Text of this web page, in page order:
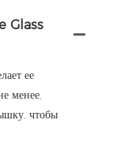
Glass
ее
менее,
чтобы